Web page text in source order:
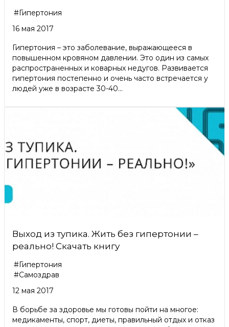
#Гипертония
16 мая 2017
Гипертония – это заболевание, выражающееся в
повышенном кровяном давлении. Это один из самых
распространенных и коварных недугов. Развивается
гипертония постепенно и очень часто встречается у
людей уже в возрасте 30-40...
Выход из тупика. Жить без гипертонии –
реально! Скачать книгу
#Гипертония
#Самоздрав
12 мая 2017
В борьбе за здоровье мы готовы пойти на многое:
медикаменты, спорт, диеты, правильный отдых и отказ